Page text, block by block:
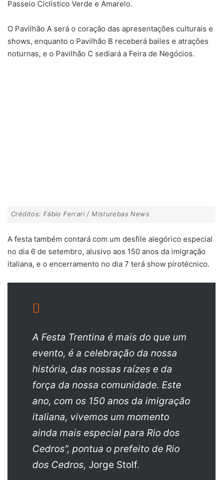
Passeio Ciclístico Verde e Amarelo.
O Pavilhão A será o coração das apresentações culturais e
shows, enquanto o Pavilhão B receberá bailes e atrações
noturnas, e o Pavilhão C sediará a Feira de Negócios.
Créditos: Fábio Ferrari / Misturebas News
A festa também contará com um desfile alegórico especial
no dia 6 de setembro, alusivo aos 150 anos da imigração
italiana, e o encerramento no dia 7 terá show pirotécnico.
A Festa Trentina é mais do que um
evento, é a celebração da nossa
história, das nossas raízes e da
força da nossa comunidade. Este
ano, com os 150 anos da imigração
italiana, vivemos um momento
ainda mais especial para Rio dos
Cedros”, pontua o prefeito de Rio
dos Cedros, Jorge Stolf.